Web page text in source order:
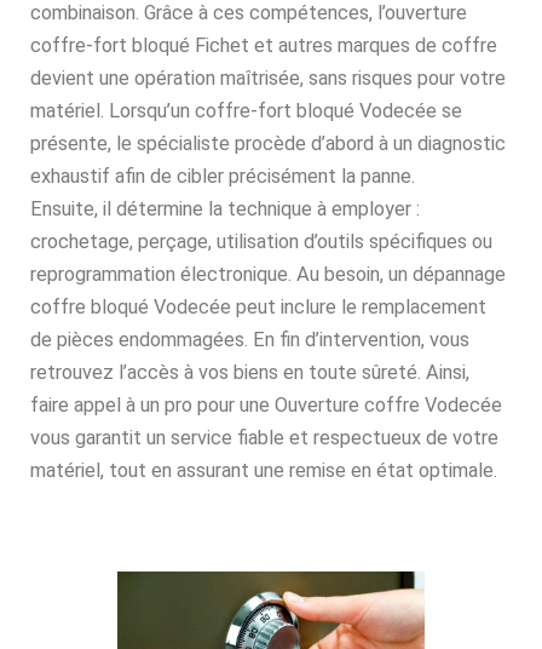
combinaison. Grâce à ces compétences, l’ouverture
coffre-fort bloqué Fichet et autres marques de coffre
devient une opération maîtrisée, sans risques pour votre
matériel. Lorsqu’un coffre-fort bloqué Vodecée se
présente, le spécialiste procède d’abord à un diagnostic
exhaustif afin de cibler précisément la panne.
Ensuite, il détermine la technique à employer :
crochetage, perçage, utilisation d’outils spécifiques ou
reprogrammation électronique. Au besoin, un dépannage
coffre bloqué Vodecée peut inclure le remplacement
de pièces endommagées. En fin d’intervention, vous
retrouvez l’accès à vos biens en toute sûreté. Ainsi,
faire appel à un pro pour une Ouverture coffre Vodecée
vous garantit un service fiable et respectueux de votre
matériel, tout en assurant une remise en état optimale.